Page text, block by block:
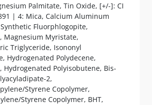
Palmitate, Tin Oxide, [+/-]: CI
| 4: Mica, Calcium Aluminum
Fluorphlogopite,
Magnesium Myristate,
Triglyceride, Isononyl
Hydrogenated Polydecene,
Hydrogenated Polyisobutene, Bis-
2,
Styrene Copolymer,
Styrene Copolymer, BHT,